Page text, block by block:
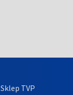
Sklep TVP